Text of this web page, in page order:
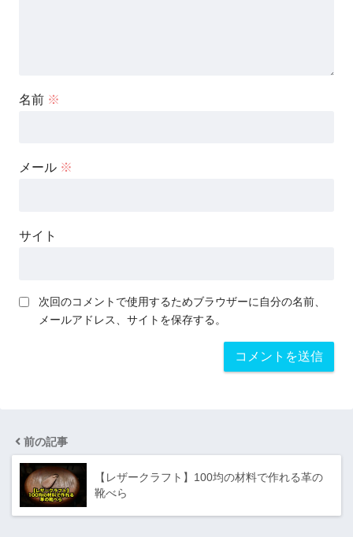
名前 ※
メール ※
サイト
次回のコメントで使用するためブラウザーに自分の名前、
メールアドレス、サイトを保存する。
前の記事
【レザークラフト】100均の材料で作れる革の
靴べら